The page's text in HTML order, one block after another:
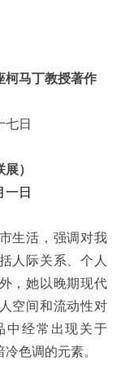
柯马丁教授著作
七日
）
一日
生活，强调对我
人际关系、个人
，她以晚期现代
空间和流动性对
中经常出现关于
色调的元素。